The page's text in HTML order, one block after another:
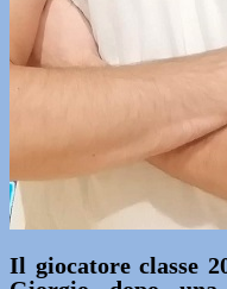
Il giocatore classe